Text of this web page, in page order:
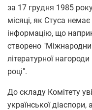
за 17 грудня 1985
місяці, як Стуса
інформацію, що
створено
літературної
році".
До складу Комітету
української